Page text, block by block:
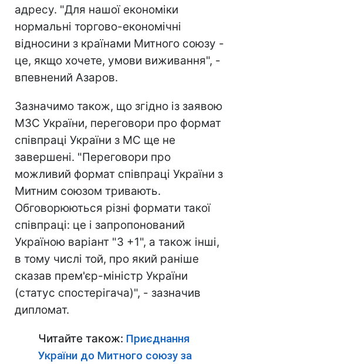
адресу. "Для нашої економіки
нормальні торгово-економічні
відносини з країнами Митного союзу -
це, якщо хочете, умови виживання", -
впевнений Азаров.
Зазначимо також, що згідно із заявою
МЗС України, переговори про формат
співпраці України з МС ще не
завершені. "Переговори про
можливий формат співпраці України з
Митним союзом тривають.
Обговорюються різні формати такої
співпраці: це і запропонований
Україною варіант "3 +1", а також інші,
в тому числі той, про який раніше
сказав прем'єр-міністр України
(статус спостерігача)", - зазначив
дипломат.
Читайте також: Приєднання
України до Митного союзу за